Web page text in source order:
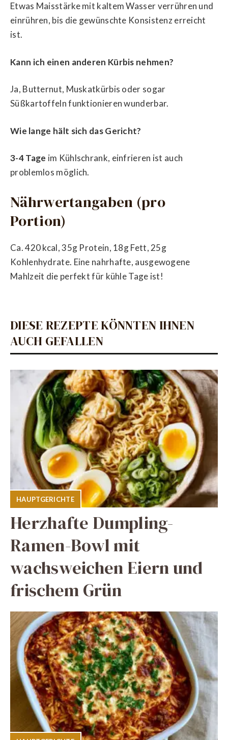
Etwas Maisstärke mit kaltem Wasser verrühren und
einrühren, bis die gewünschte Konsistenz erreicht
ist.
Kann ich einen anderen Kürbis nehmen?
Ja, Butternut, Muskatkürbis oder sogar
Süßkartoffeln funktionieren wunderbar.
Wie lange hält sich das Gericht?
3-4 Tage im Kühlschrank, einfrieren ist auch
problemlos möglich.
Nährwertangaben (pro
Portion)
Ca. 420 kcal, 35g Protein, 18g Fett, 25g
Kohlenhydrate. Eine nahrhafte, ausgewogene
Mahlzeit die perfekt für kühle Tage ist!
DIESE REZEPTE KÖNNTEN IHNEN
AUCH GEFALLEN
HAUPTGERICHTE
Herzhafte Dumpling-
Ramen-Bowl mit
wachsweichen Eiern und
frischem Grün